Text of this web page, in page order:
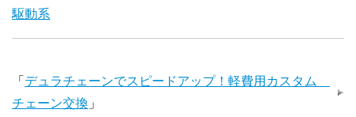
駆動系
「 デュラチェーンでスピードアップ！軽費用カスタム
チェーン交換 」